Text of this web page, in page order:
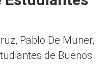
Pablo De Muner,
de Buenos